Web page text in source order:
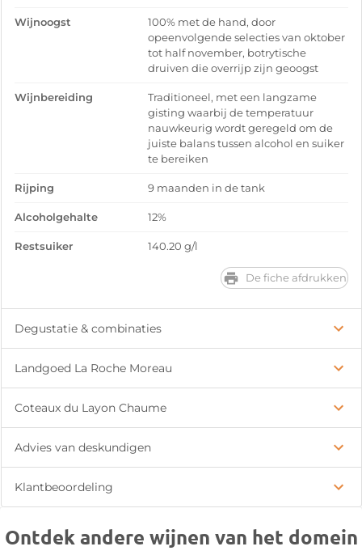
Wijnoogst
100% met de hand, door
opeenvolgende selecties van oktober
tot half november, botrytische
druiven die overrijp zijn geoogst
Wijnbereiding
Traditioneel, met een langzame
gisting waarbij de temperatuur
nauwkeurig wordt geregeld om de
juiste balans tussen alcohol en suiker
te bereiken
Rijping 9 maanden in de tank
Alcoholgehalte 12%
Restsuiker 140.20 g/l
De fiche afdrukken
Degustatie & combinaties
Landgoed La Roche Moreau
Coteaux du Layon Chaume
Advies van deskundigen
Klantbeoordeling
Ontdek andere wijnen van het domein